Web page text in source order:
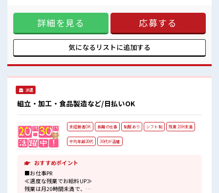
休憩室でホッと一息リフレッシュ！
程よく残業あり！
≫ 残業は月20時間未満で、 ほどよく稼げます♪ ≪ラクラク制
服アリ≫ 制服があるので、 毎日の服装の悩み解消♪ ≪未経験
OKの仕事≫ 新しいことにチャレンジするのは不安だけど、
しっかり働く環境が整っています！ イチからスキルUP・ステ
ップUP目指していきましょう！ ≪自分に合った期間で働ける
≫ 福利厚生が整った派遣のお仕事です！ ■職場の雰囲気 女性
にもお勧め！！ 少人数の職場です♪ 休憩室でホッと一息リフ
レッシュ！ 程よく残業あり！
詳細を見る 応募する
気になるリストに追加する
派遣
組立・加工・食品製造など/日払いOK
未経験者OK 長期の仕事 制服あり シフト制 残業 20H未満
平均年齢20代 30代が活躍
おすすめポイント
■お仕事PR
≪適度な残業でお給料UP≫
残業は月20時間未満で、